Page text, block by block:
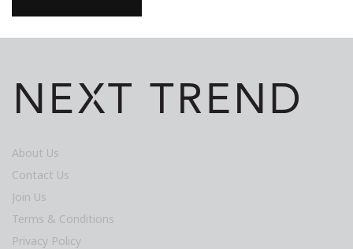
About Us
Contact Us
Join Us
Terms & Conditions
Privacy Policy